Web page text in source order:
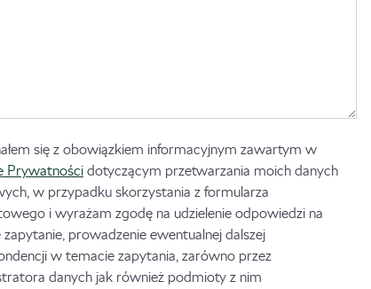
się z obowiązkiem informacyjnym zawartym w
Prywatnościdotyczącym przetwarzania moich danych
w przypadku skorzystania z formularza
i wyrażam zgodę na udzielenie odpowiedzi na
zapytanie, prowadzenie ewentualnej dalszej
w temacie zapytania, zarówno przez
danych jak również podmioty z nim